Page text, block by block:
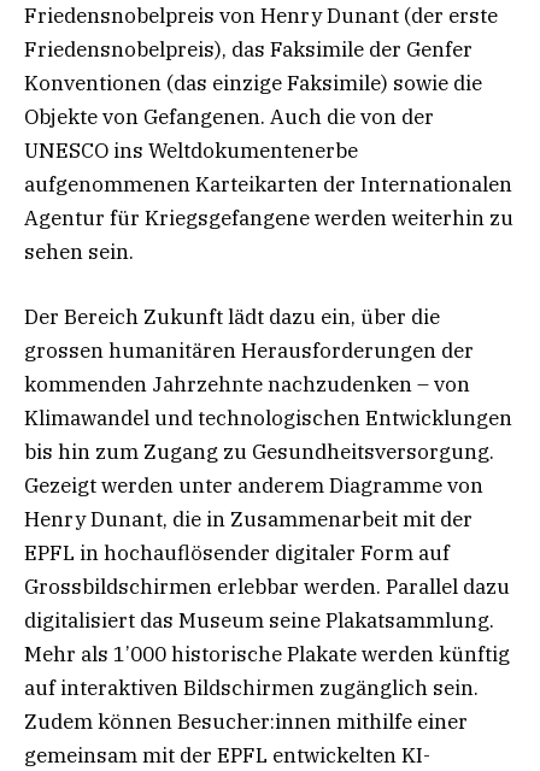
Friedensnobelpreis von Henry Dunant (der erste
Friedensnobelpreis), das Faksimile der Genfer
Konventionen (das einzige Faksimile) sowie die
Objekte von Gefangenen. Auch die von der
UNESCO ins Weltdokumentenerbe
aufgenommenen Karteikarten der Internationalen
Agentur für Kriegsgefangene werden weiterhin zu
sehen sein.
Der Bereich Zukunft lädt dazu ein, über die
grossen humanitären Herausforderungen der
kommenden Jahrzehnte nachzudenken – von
Klimawandel und technologischen Entwicklungen
bis hin zum Zugang zu Gesundheitsversorgung.
Gezeigt werden unter anderem Diagramme von
Henry Dunant, die in Zusammenarbeit mit der
EPFL in hochauflösender digitaler Form auf
Grossbildschirmen erlebbar werden. Parallel dazu
digitalisiert das Museum seine Plakatsammlung.
Mehr als 1’000 historische Plakate werden künftig
auf interaktiven Bildschirmen zugänglich sein.
Zudem können Besucher:innen mithilfe einer
gemeinsam mit der EPFL entwickelten KI-